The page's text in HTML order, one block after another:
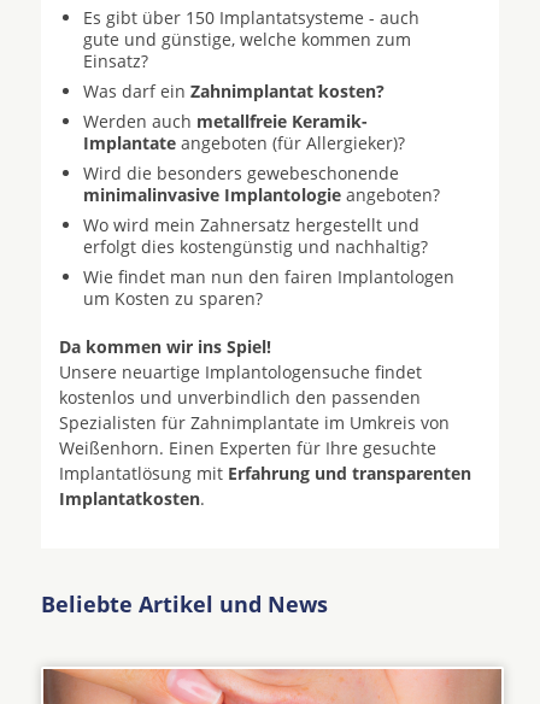
Es gibt über 150 Implantatsysteme - auch
gute und günstige, welche kommen zum
Einsatz?
Was darf ein Zahnimplantat kosten?
Werden auch metallfreie Keramik-
Implantate angeboten (für Allergieker)?
Wird die besonders gewebeschonende
minimalinvasive Implantologie angeboten?
Wo wird mein Zahnersatz hergestellt und
erfolgt dies kostengünstig und nachhaltig?
Wie findet man nun den fairen Implantologen
um Kosten zu sparen?
Da kommen wir ins Spiel!
Unsere neuartige Implantologensuche findet
kostenlos und unverbindlich den passenden
Spezialisten für Zahnimplantate im Umkreis von
Weißenhorn. Einen Experten für Ihre gesuchte
Implantatlösung mit Erfahrung und transparenten
Implantatkosten.
Beliebte Artikel und News